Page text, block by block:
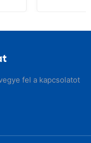
fel a kapcsolatot